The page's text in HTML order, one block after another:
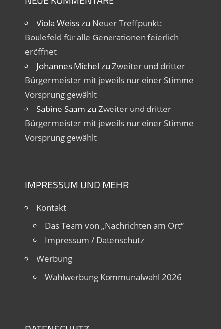
Viola Weisszu Neuer Treffpunkt:
Boulefeld für alle Generationen feierlich
eröffnet
Johannes Michel zu Zweiter und dritter
Bürgermeister mit jeweils nur einer Stimme
Vorsprung gewählt
Sabine Saam zu Zweiter und dritter
Bürgermeister mit jeweils nur einer Stimme
Vorsprung gewählt
IMPRESSUM UND MEHR
Kontakt
Das Team von „Nachrichten am Ort“
Impressum / Datenschutz
Werbung
Wahlwerbung Kommunalwahl 2026